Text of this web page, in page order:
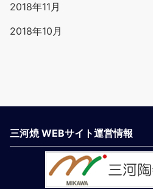
2018年11月
2018年10月
三河焼 WEBサイト運営情報